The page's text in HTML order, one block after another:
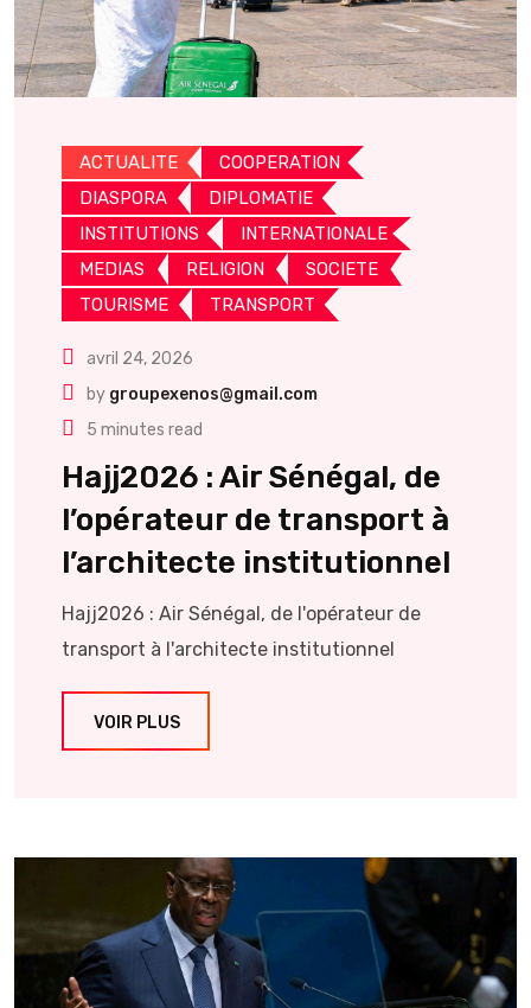
ACTUALITE
COOPERATION
DIASPORA
DIPLOMATIE
INSTITUTIONS
INTERNATIONALE
MEDIAS
RELIGION
SOCIETE
TOURISME
TRANSPORT
avril 24, 2026
by groupexenos@gmail.com
5 minutes read
Hajj2026 : Air Sénégal, de
l’opérateur de transport à
l’architecte institutionnel
Hajj2026 : Air Sénégal, de l'opérateur de
transport à l'architecte institutionnel
VOIR PLUS